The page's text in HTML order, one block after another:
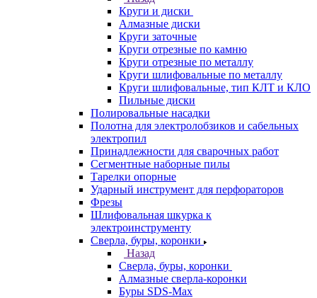
Круги и диски
Алмазные диски
Круги заточные
Круги отрезные по камню
Круги отрезные по металлу
Круги шлифовальные по металлу
Круги шлифовальные, тип КЛТ и КЛО
Пильные диски
Полировальные насадки
Полотна для электролобзиков и сабельных
электропил
Принадлежности для сварочных работ
Сегментные наборные пилы
Тарелки опорные
Ударный инструмент для перфораторов
Фрезы
Шлифовальная шкурка к
электроинструменту
Сверла, буры, коронки
Назад
Сверла, буры, коронки
Алмазные сверла-коронки
Буры SDS-Max